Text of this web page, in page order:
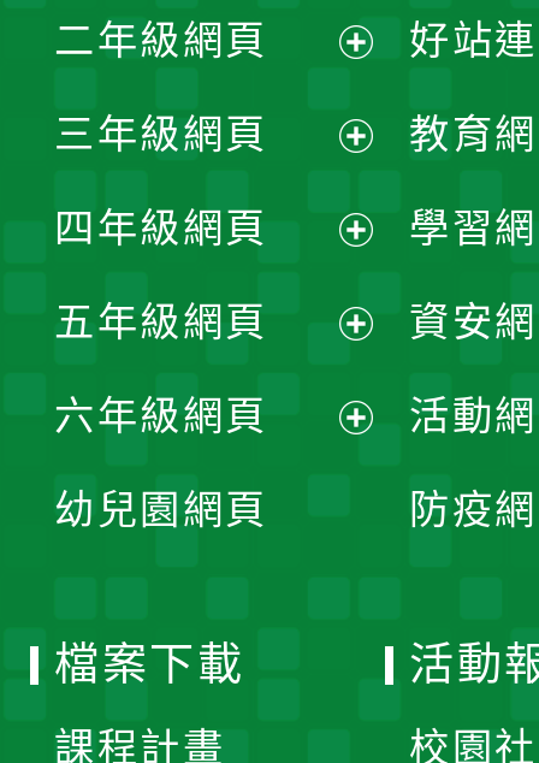
開
選
單
二年級網頁
開
選
單
三年級網頁
開
選
單
四年級網頁
開
選
五年級網頁
開
六年級網頁
幼兒園網頁
好站
教育
學習
資安
活動
防疫
檔案下載
課程計畫
活動
校園